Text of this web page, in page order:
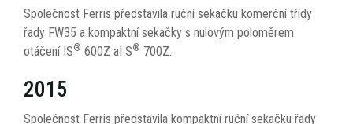
Společnost Ferris představila ruční sekačku komerční třídy
řady FW35 a kompaktní sekačky s nulovým poloměrem
otáčení IS® 600Z aI S® 700Z.
2015
Společnost Ferris představila kompaktní ruční sekačku řady